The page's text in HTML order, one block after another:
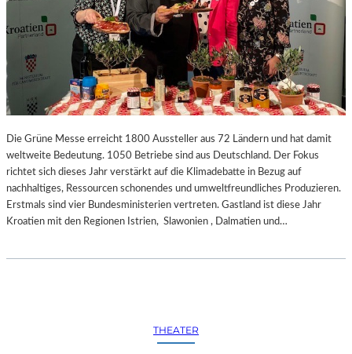
Die Grüne Messe erreicht 1800 Aussteller aus 72 Ländern und hat damit
weltweite Bedeutung. 1050 Betriebe sind aus Deutschland. Der Fokus
richtet sich dieses Jahr verstärkt auf die Klimadebatte in Bezug auf
nachhaltiges, Ressourcen schonendes und umweltfreundliches Produzieren.
Erstmals sind vier Bundesministerien vertreten. Gastland ist diese Jahr
Kroatien mit den Regionen Istrien, Slawonien , Dalmatien und…
THEATER